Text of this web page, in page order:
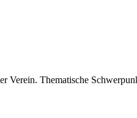
Verein. Thematische